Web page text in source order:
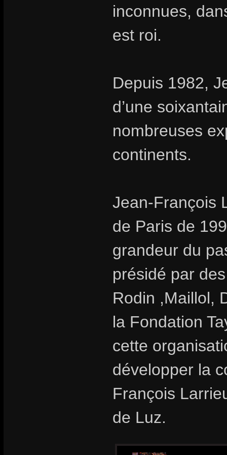
inconnues,
est roi.
Depuis 1982,
d’une
nombreuses
continents.
Jean-François
de Paris de
grandeur du
présidé par
Rodin ,Maillol,
la Fondation
cette
développer la
François
de Luz.